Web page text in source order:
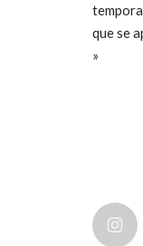
que se
»